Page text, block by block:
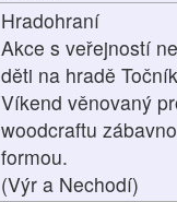
Hradohraní
Akce s veřejností
děti na hradě
Víkend věnovaný
woodcraftu
formou.
(Výr a Nechodí)